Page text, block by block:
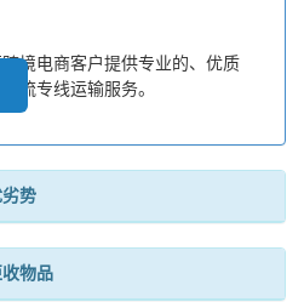
境电商客户提供专业的、优质
流专线运输服务。
势
物品